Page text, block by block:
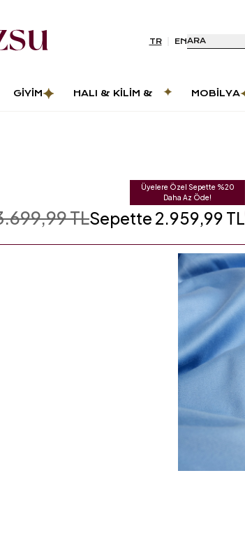
TR ENARA
GIYIM
HALI & KILIM &
MOBILYA
Üyelere Özel Sepette %20
Daha Az Öde!
TLSepette 2.959,99 TL